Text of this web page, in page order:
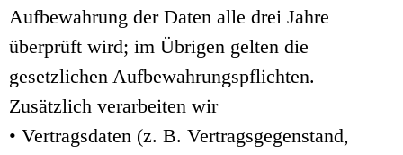
Aufbewahrung der Daten alle drei Jahre
überprüft wird; im Übrigen gelten die
gesetzlichen Aufbewahrungspflichten.
Zusätzlich verarbeiten wir
• Vertragsdaten (z. B. Vertragsgegenstand,